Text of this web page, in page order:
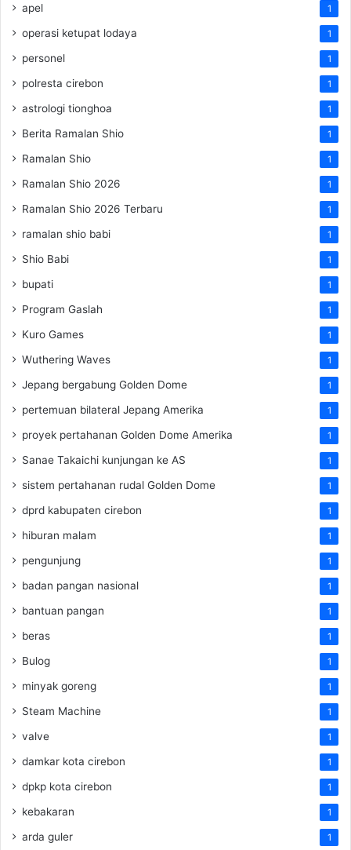
apel 1
operasi ketupat lodaya 1
personel 1
polresta cirebon 1
astrologi tionghoa 1
Berita Ramalan Shio 1
Ramalan Shio 1
Ramalan Shio 2026 1
Ramalan Shio 2026 Terbaru 1
ramalan shio babi 1
Shio Babi 1
bupati 1
Program Gaslah 1
Kuro Games 1
Wuthering Waves 1
Jepang bergabung Golden Dome 1
pertemuan bilateral Jepang Amerika 1
proyek pertahanan Golden Dome Amerika 1
Sanae Takaichi kunjungan ke AS 1
sistem pertahanan rudal Golden Dome 1
dprd kabupaten cirebon 1
hiburan malam 1
pengunjung 1
badan pangan nasional 1
bantuan pangan 1
beras 1
Bulog 1
minyak goreng 1
Steam Machine 1
valve 1
damkar kota cirebon 1
dpkp kota cirebon 1
kebakaran 1
arda guler 1